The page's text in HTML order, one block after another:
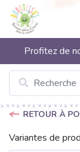
Profitez de
RETOUR À
Variantes de